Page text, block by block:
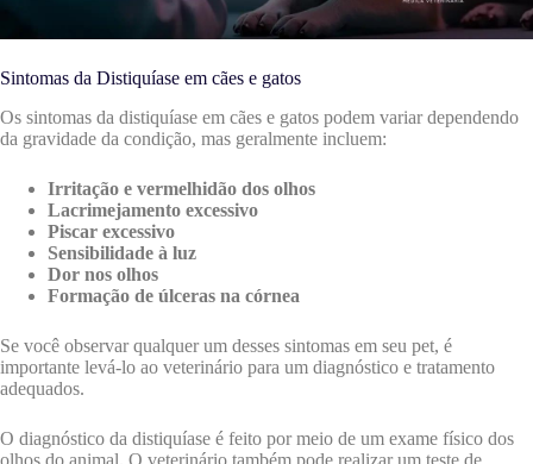
Sintomas da Distiquíase em cães e gatos
Os sintomas da distiquíase em cães e gatos podem variar dependendo
da gravidade da condição, mas geralmente incluem:
Irritação e vermelhidão dos olhos
Lacrimejamento excessivo
Piscar excessivo
Sensibilidade à luz
Dor nos olhos
Formação de úlceras na córnea
Se você observar qualquer um desses sintomas em seu pet, é
importante levá-lo ao veterinário para um diagnóstico e tratamento
adequados.
O diagnóstico da distiquíase é feito por meio de um exame físico dos
olhos do animal. O veterinário também pode realizar um teste de